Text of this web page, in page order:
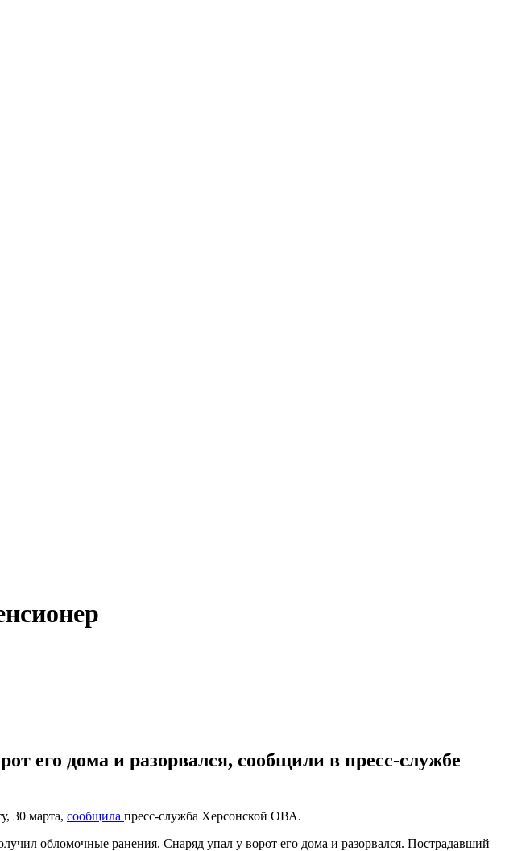
его дома и разорвался, сообщили в пресс-службе
30 марта, сообщила пресс-служба Херсонской ОВА.
обломочные ранения. Снаряд упал у ворот его дома и разорвался. Пострадавший